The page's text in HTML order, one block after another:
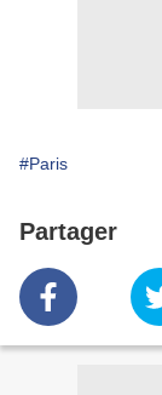
#Paris
Partager